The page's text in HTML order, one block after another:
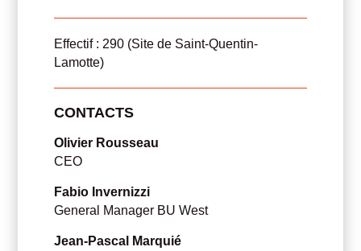
Effectif : 290 (Site de Saint-Quentin-
Lamotte)
CONTACTS
Olivier Rousseau
CEO
Fabio Invernizzi
General Manager BU West
Jean-Pascal Marquié